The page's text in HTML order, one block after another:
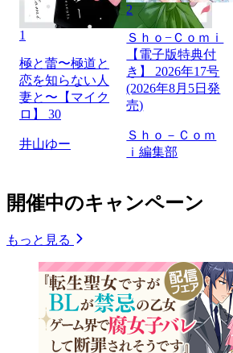
1
極と蕾〜極道と
恋を知らない人
妻と〜【マイク
ロ】 30
井山ゆー
2
Ｓｈｏ−Ｃｏｍｉ
【電子版特典付
き】 2026年17号
(2026年8月5日発
売)
Ｓｈｏ－Ｃｏｍ
ｉ編集部
開催中のキャンペーン
もっと見る